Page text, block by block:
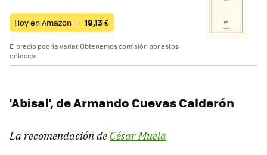
Hoy en Amazon — 19,13€
El precio podría variar. Obtenemos comisión por estos
enlaces
'Abisal', de Armando Cuevas Calderón
La recomendación de César Muela